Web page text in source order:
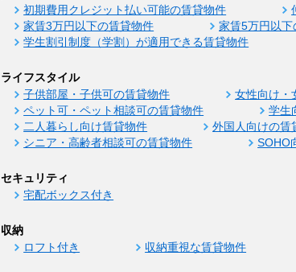
初期費用クレジット払い可能の賃貸物件
家賃3万円以下の賃貸物件
家賃5万円以下
学生割引制度（学割）が適用できる賃貸物件
ライフスタイル
子供部屋・子供可の賃貸物件 女性向け・
ペット可・ペット相談可の賃貸物件
学生
二人暮らし向け賃貸物件
外国人向けの賃
シニア・高齢者相談可の賃貸物件
SOHO
セキュリティ
宅配ボックス付き
収納
ロフト付き 収納重視な賃貸物件